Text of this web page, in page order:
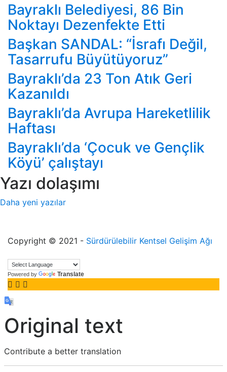
Bayraklı Belediyesi, 86 Bin
Noktayı Dezenfekte Etti
Başkan SANDAL: “İsrafı Değil,
Tasarrufu Büyütüyoruz”
Bayraklı’da 23 Ton Atık Geri
Kazanıldı
Bayraklı’da Avrupa Hareketlilik
Haftası
Bayraklı’da ‘Çocuk ve Gençlik
Köyü’ çalıştayı
Yazı dolaşımı
Daha yeni yazılar
Copyright © 2021 - Sürdürülebilir Kentsel Gelişim Ağı
Powered by Translate
Original text
Contribute a better translation